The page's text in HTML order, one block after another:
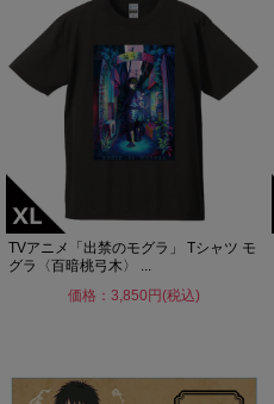
TVアニメ「出禁のモグラ」 Tシャツ モ
グラ〈百暗桃弓木〉 ...
価格：3,850円(税込)